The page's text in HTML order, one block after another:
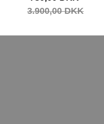
3.900,00 DKK